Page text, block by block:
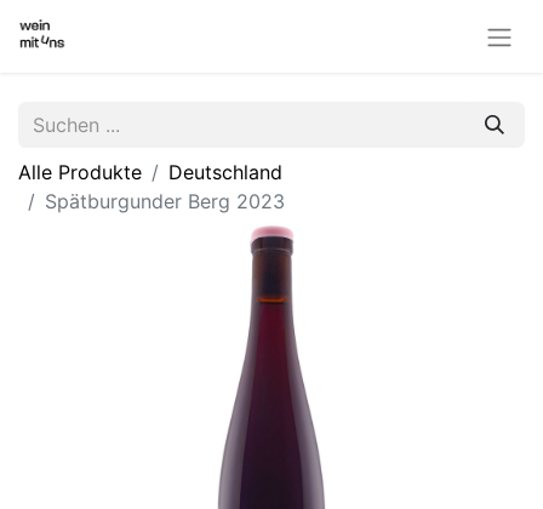
Alle Produkte
Deutschland
Spätburgunder Berg 2023